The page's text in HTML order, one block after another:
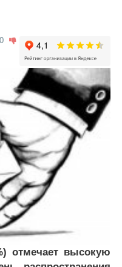
0
отмечает высокую